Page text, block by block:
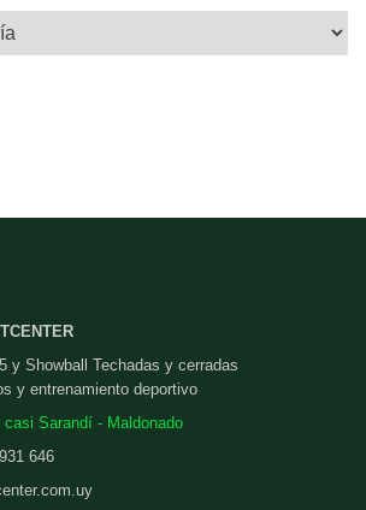
y Showball Techadas y cerradas
y entrenamiento deportivo
casi Sarandí - Maldonado
646